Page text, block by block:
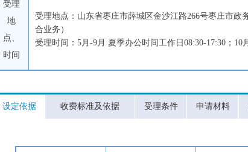
受理
地
点、
时间
受理地点：山东省枣庄市薛城区金沙江路266号枣庄市
合业务）
受理时间：5月-9月 夏季办公时间工作日08:30-17:30；
设定依据 收费标准及依据 受理条件 申请材料